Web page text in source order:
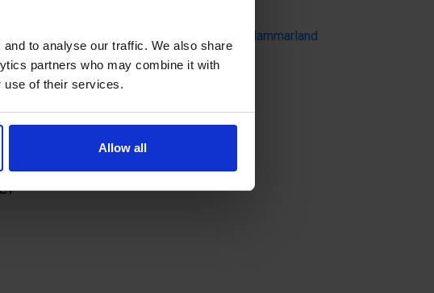
to analyse our traffic. We also share
partners who may combine it with
use of their services.
Allow all
Skarpnåtövägen 12, 22240 Hammarland